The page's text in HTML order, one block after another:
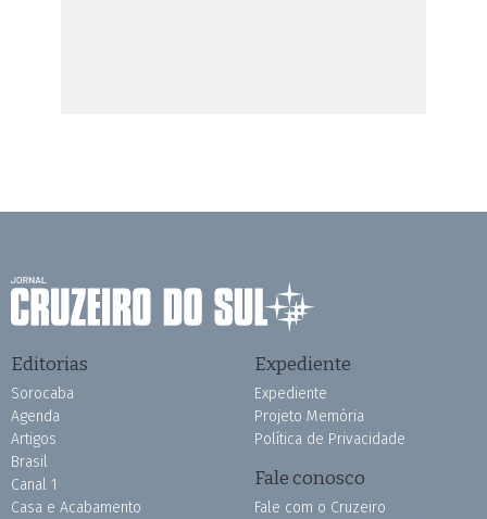
Editorias
Sorocaba
Agenda
Artigos
Brasil
Canal 1
Casa e Acabamento
Expediente
Expediente
Projeto Memória
Política de Privacidade
Fale conosco
Fale com o Cruzeiro